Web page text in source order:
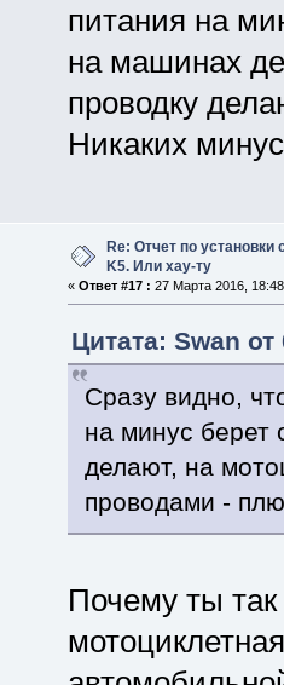
питания на
на машинах
проводку
Никаких
Re: Отчет по установки
K5. Или хау-ту
« Ответ #17 : 27 Марта 2016,
Цитата: Swan
Сразу видно,
на минус берет
делают, на
проводами -
Почему ты